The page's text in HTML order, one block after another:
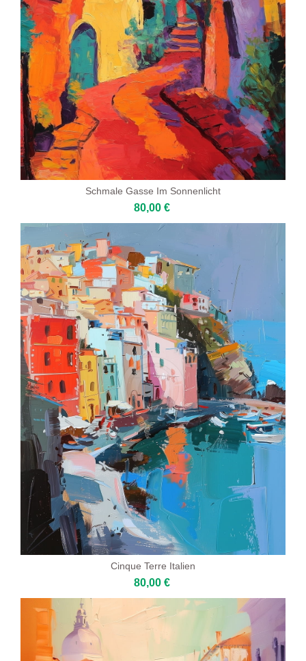
Schmale Gasse Im Sonnenlicht
80,00 €
Cinque Terre Italien
80,00 €